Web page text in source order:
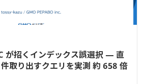
が招くインデックス誤選択 — 直
取り出すクエリを実測 約 658 倍